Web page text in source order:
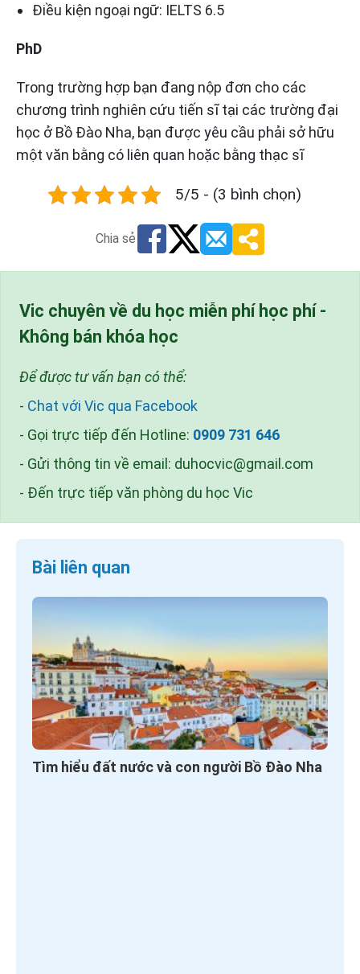
Điều kiện ngoại ngữ: IELTS 6.5
PhD
Trong trường hợp bạn đang nộp đơn cho các
chương trình nghiên cứu tiến sĩ tại các trường đại
học ở Bồ Đào Nha, bạn được yêu cầu phải sở hữu
một văn bằng có liên quan hoặc bằng thạc sĩ
5/5 - (3 bình chọn)
Chia sẻ
Vic chuyên về du học miễn phí học phí -
Không bán khóa học
Để được tư vấn bạn có thể:
- Chat với Vic qua Facebook
- Gọi trực tiếp đến Hotline: 0909 731 646
- Gửi thông tin về email: duhocvic@gmail.com
- Đến trực tiếp văn phòng du học Vic
Bài liên quan
Tìm hiểu đất nước và con người Bồ Đào Nha